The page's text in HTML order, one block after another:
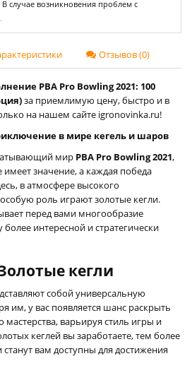
В случае возникновения проблем с
Отзывов (0)
PBA Pro Bowling 2021: 100
за приемлимую цену, быстро и в
на нашем сайте igronovinka.ru!
в мире кегель и шаров
мир PBA Pro Bowling 2021,
имеет значение, а каждая победа
в атмосфере высокого
роль играют золотые кегли.
перед вами многообразие
интересной и стратегически
кегли
собой универсальную
им, у вас появляется шанс раскрыть
мастерства, варьируя стиль игры и
кеглей вы заработаете, тем более
вам доступны для достижения